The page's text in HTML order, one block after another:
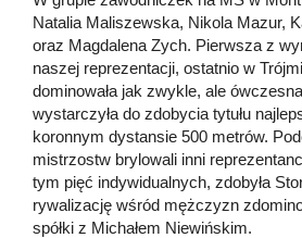
Natalia Maliszewska, Nikola Mazur,
oraz Magdalena Zych. Pierwsza z
naszej reprezentacji, ostatnio w
dominowała jak zwykle, ale
wystarczyła do zdobycia tytułu
koronnym dystansie 500 metrów.
mistrzostw brylowali inni
tym pięć indywidualnych, zdobyła
rywalizację wśród mężczyzn
spółki z Michałem Niewińskim.